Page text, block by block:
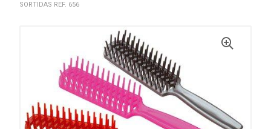
SORTIDAS REF. 656